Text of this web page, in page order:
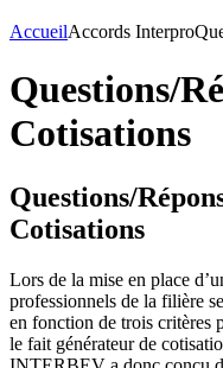
AccueilAccords Interpro
Questions/
Cotisations
Questions/
Cotisations
Lors de la mise en place
professionnels de la filière
en fonction de trois critères
le fait générateur de